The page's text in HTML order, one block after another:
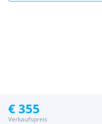
€ 355
Verkaufspreis